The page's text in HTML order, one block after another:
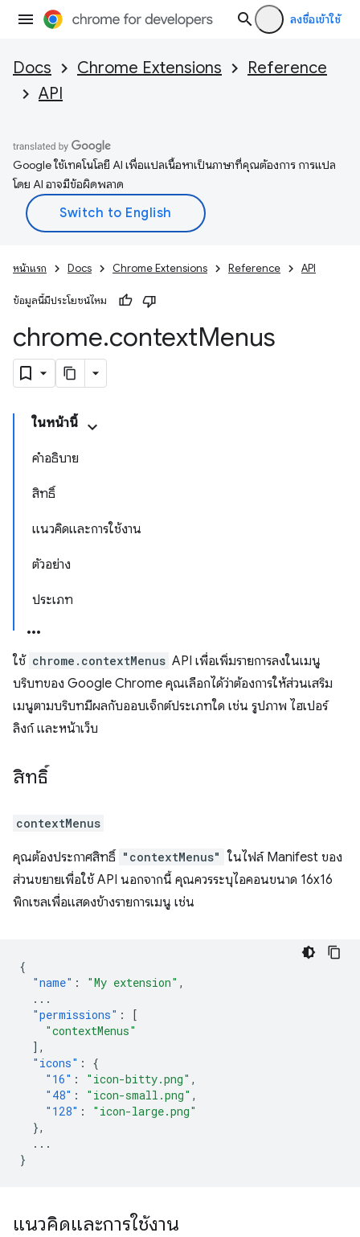
ลงชื่อเข้าใช้
Docs Chrome Extensions
Reference
API
Google ใช้เทคโนโลยี AI เพื่อแปลเนื้อหาเป็นภาษาที่คุณต้องการ การแปล
โดย AI อาจมีข้อผิดพลาด
หน้าแรก Docs Chrome Extensions Reference API
ข้อมูลนี้มีประโยชน์ไหม
chrome.contextMenus
ในหน้านี้
คำอธิบาย
สิทธิ์
แนวคิดและการใช้งาน
ตัวอย่าง
ประเภท
ใช้ chrome.contextMenus API เพื่อเพิ่มรายการลงในเมนู
บริบทของ Google Chrome คุณเลือกได้ว่าต้องการให้ส่วนเสริม
เมนูตามบริบทมีผลกับออบเจ็กต์ประเภทใด เช่น รูปภาพ ไฮเปอร์
ลิงก์ และหน้าเว็บ
สิทธิ์
contextMenus
คุณต้องประกาศสิทธิ์ "contextMenus" ในไฟล์ Manifest ของ
ส่วนขยายเพื่อใช้ API นอกจากนี้ คุณควรระบุไอคอนขนาด 16x16
พิกเซลเพื่อแสดงข้างรายการเมนู เช่น
{
"name" : "My extension" ,
...
"permissions" :
[
"contextMenus"
],
"icons" :
{
"16" : "icon-bitty.png" ,
"48" : "icon-small.png" ,
"128" :
"icon-large.png"
},
...
}
แนวคิดและการใช้งาน